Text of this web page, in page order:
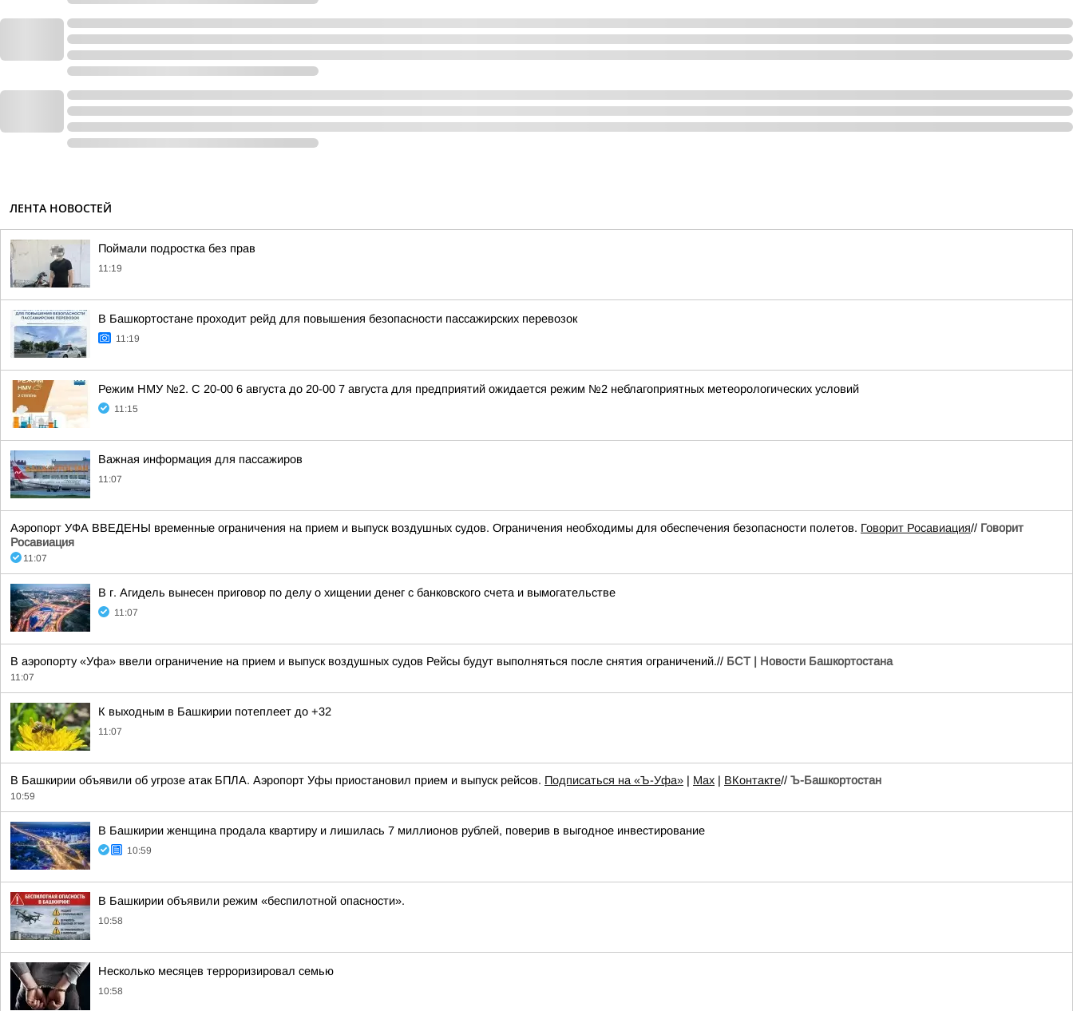
ЛЕНТА НОВОСТЕЙ
Поймали подростка без прав
11:19
В Башкортостане проходит рейд для повышения безопасности пассажирских перевозок
11:19
Режим НМУ №2. С 20-00 6 августа до 20-00 7 августа для предприятий ожидается режим №2 неблагоприятных метеорологических условий
11:15
Важная информация для пассажиров
11:07
Аэропорт УФА ВВЕДЕНЫ временные ограничения на прием и выпуск воздушных судов. Ограничения необходимы для обеспечения безопасности полетов. Говорит Росавиация// Говорит
Росавиация
11:07
В г. Агидель вынесен приговор по делу о хищении денег с банковского счета и вымогательстве
11:07
В аэропорту «Уфа» ввели ограничение на прием и выпуск воздушных судов Рейсы будут выполняться после снятия ограничений.// БСТ | Новости Башкортостана
11:07
К выходным в Башкирии потеплеет до +32
11:07
В Башкирии объявили об угрозе атак БПЛА. Аэропорт Уфы приостановил прием и выпуск рейсов. Подписаться на «Ъ-Уфа» | Max | ВКонтакте// Ъ-Башкортостан
10:59
В Башкирии женщина продала квартиру и лишилась 7 миллионов рублей, поверив в выгодное инвестирование
10:59
В Башкирии объявили режим «беспилотной опасности».
10:58
Несколько месяцев терроризировал семью
10:58